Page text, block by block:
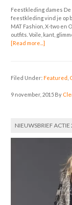
Feestkleding dames
feestkleding vind je op
MAT Fashion, X-two
outfits. Voile, kant,
[Read more...]
Filed Under:Featured
9 november, 2015 By
NIEUWSBRIEF